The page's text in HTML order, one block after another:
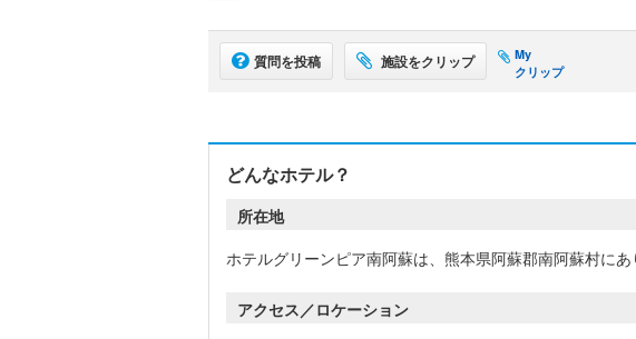
質問を投稿 施設をクリップ
My
クリップ
どんなホテル？
所在地
ホテルグリーンピア南阿蘇は、熊本県阿蘇郡南阿蘇村にあ
アクセス／ロケーション